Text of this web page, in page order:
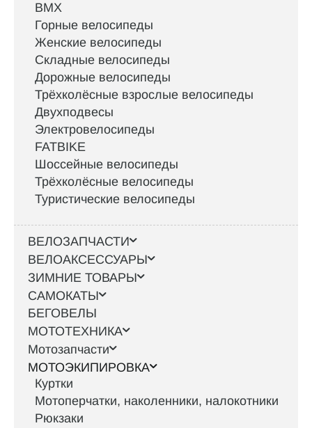
BMX
Горные велосипеды
Женские велосипеды
Складные велосипеды
Дорожные велосипеды
Трёхколёсные взрослые велосипеды
Двухподвесы
Электровелосипеды
FATBIKE
Шоссейные велосипеды
Трёхколёсные велосипеды
Туристические велосипеды
ВЕЛОЗАПЧАСТИ
ВЕЛОАКСЕССУАРЫ
ЗИМНИЕ ТОВАРЫ
САМОКАТЫ
БЕГОВЕЛЫ
МОТОТЕХНИКА
Мотозапчасти
МОТОЭКИПИРОВКА
Куртки
Мотоперчатки, наколенники, налокотники
Рюкзаки